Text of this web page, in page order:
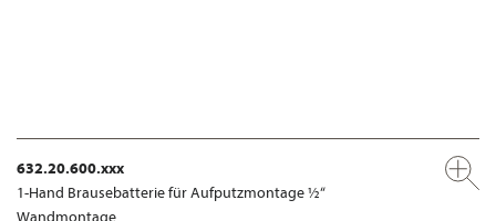
632.20.600.xxx
1-Hand Brausebatterie für Aufputzmontage ½“